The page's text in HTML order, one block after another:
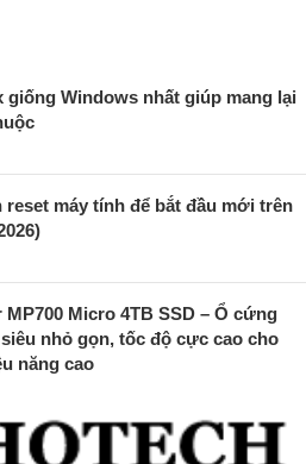
giống Windows nhất giúp mang lại
máy tính để bắt đầu mới trên
Micro 4TB SSD – Ổ cứng
siêu nhỏ gọn, tốc độ cực cao cho
năng cao